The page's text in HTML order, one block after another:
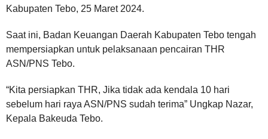
Kabupaten Tebo, 25 Maret 2024.
Saat ini, Badan Keuangan Daerah Kabupaten Tebo tengah
mempersiapkan untuk pelaksanaan pencairan THR
ASN/PNS Tebo.
“Kita persiapkan THR, Jika tidak ada kendala 10 hari
sebelum hari raya ASN/PNS sudah terima” Ungkap Nazar,
Kepala Bakeuda Tebo.